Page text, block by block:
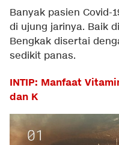
Banyak pasien Covid-
di ujung jarinya. Baik
Bengkak disertai
sedikit panas.
INTIP: Manfaat
dan K